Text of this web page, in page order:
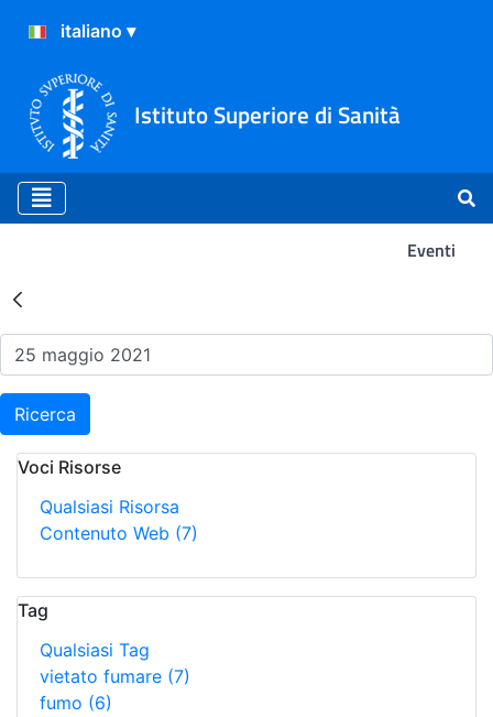
Istituto Superiore di Sanità
Eventi
Risultati della Ricerca -
Ricerca
Voci Risorse
Qualsiasi Risorsa
Contenuto Web (7)
Tag
Qualsiasi Tag
vietato fumare (7)
fumo (6)